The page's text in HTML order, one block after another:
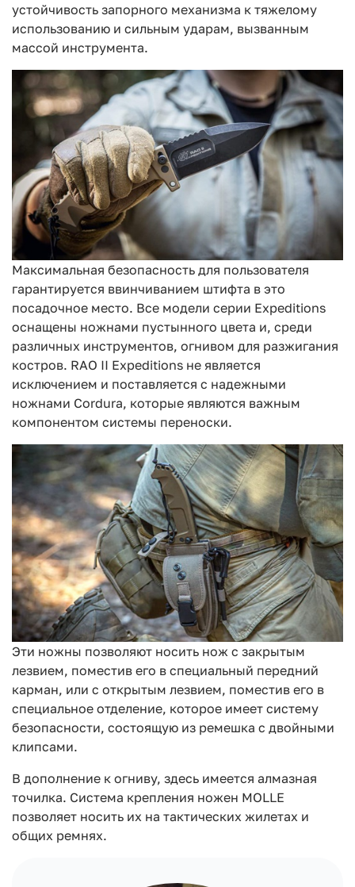
устойчивость запорного механизма к тяжелому
использованию и сильным ударам, вызванным
массой инструмента.
Максимальная безопасность для пользователя
гарантируется ввинчиванием штифта в это
посадочное место. Все модели серии Expeditions
оснащены ножнами пустынного цвета и, среди
различных инструментов, огнивом для разжигания
костров. RAO II Expeditions не является
исключением и поставляется с надежными
ножнами Cordura, которые являются важным
компонентом системы переноски.
Эти ножны позволяют носить нож с закрытым
лезвием, поместив его в специальный передний
карман, или с открытым лезвием, поместив его в
специальное отделение, которое имеет систему
безопасности, состоящую из ремешка с двойными
клипсами.
В дополнение к огниву, здесь имеется алмазная
точилка. Система крепления ножен MOLLE
позволяет носить их на тактических жилетах и
общих ремнях.